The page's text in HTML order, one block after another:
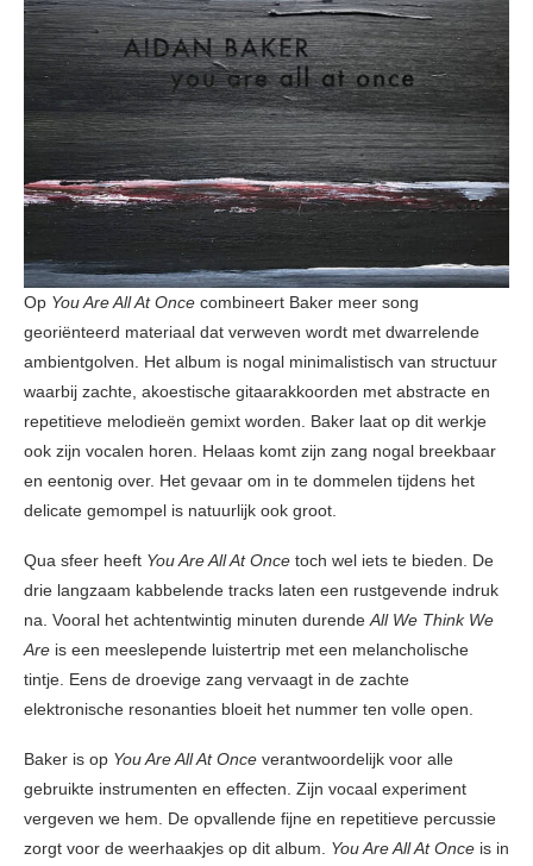
Op You Are All At Once combineert Baker meer song
georiënteerd materiaal dat verweven wordt met dwarrelende
ambientgolven. Het album is nogal minimalistisch van structuur
waarbij zachte, akoestische gitaarakkoorden met abstracte en
repetitieve melodieën gemixt worden. Baker laat op dit werkje
ook zijn vocalen horen. Helaas komt zijn zang nogal breekbaar
en eentonig over. Het gevaar om in te dommelen tijdens het
delicate gemompel is natuurlijk ook groot.
Qua sfeer heeft You Are All At Once toch wel iets te bieden. De
drie langzaam kabbelende tracks laten een rustgevende indruk
na. Vooral het achtentwintig minuten durendeAll We Think We
Are is een meeslepende luistertrip met een melancholische
tintje. Eens de droevige zang vervaagt in de zachte
elektronische resonanties bloeit het nummer ten volle open.
Baker is op You Are All At Once verantwoordelijk voor alle
gebruikte instrumenten en effecten. Zijn vocaal experiment
vergeven we hem. De opvallende fijne en repetitieve percussie
zorgt voor de weerhaakjes op dit album. You Are All At Once is in